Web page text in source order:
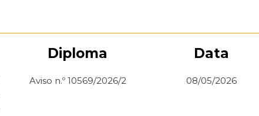
Diploma
Aviso n.º 10569/2026/2
Data
08/05/2026